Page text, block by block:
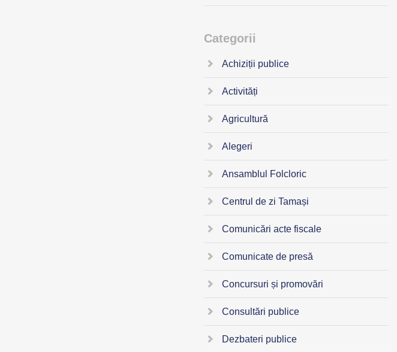
Categorii
Achiziții publice
Activități
Agricultură
Alegeri
Ansamblul Folcloric
Centrul de zi Tamași
Comunicări acte fiscale
Comunicate de presă
Concursuri și promovări
Consultări publice
Dezbateri publice